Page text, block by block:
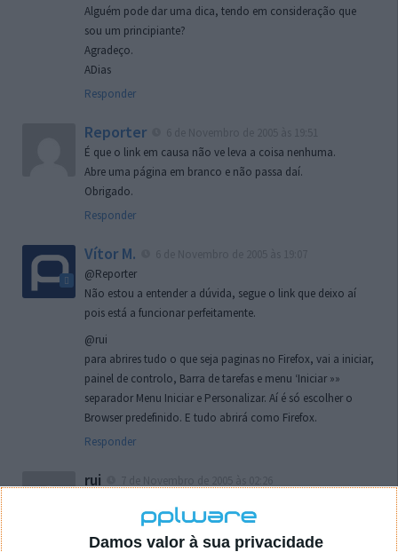
Damos valor à sua privacidade
Alguém pode dar uma dica, tendo em consideração que
sou um principiante?
Agradeço.
ADias
Responder
Reporter
É que o link em causa não ve leva a coisa nenhuma.
Abre uma página em branco e não passa daí.
Obrigado.
Responder
Vítor M.
@Reporter
Não estou a entender a dúvida, segue o link que deixo aí
pois está a funcionar perfeitamente.
@rui
para abrires tudo o que seja paginas no Firefox, vai a iniciar,
painel de controlo, Barra de tarefas e menu ‘Iniciar »»
separador Menu Iniciar e Personalizar. Aí é só escolher o
Browser predefinido. E tudo abrirá como Firefox.
Responder
rui
localizaçao referida n se encontra la nada k me permita por
o firefox como browser predefenido
Ja percorri o painel